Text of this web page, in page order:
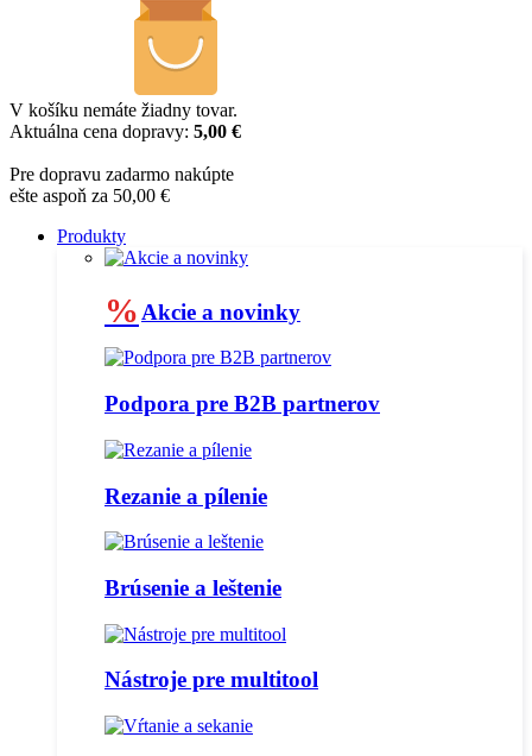
V košíku nemáte žiadny tovar.
Aktuálna cena dopravy: 5,00 €
Pre dopravu zadarmo nakúpte
ešte aspoň za 50,00 €
Produkty
% Akcie a novinky
Podpora pre B2B partnerov
Rezanie a pílenie
Brúsenie a leštenie
Nástroje pre multitool